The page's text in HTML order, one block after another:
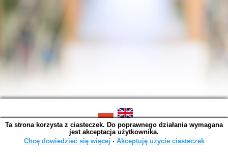
SOWA OPAC v. 6.11.7 (2026-07-08)
Wygenerowano w 0,0043 s.
Ta strona korzysta z ciasteczek. Do poprawnego działania wymagana
jest akceptacja użytkownika.
Chcę dowiedzieć się więcej ∙ Akceptuję użycie ciasteczek